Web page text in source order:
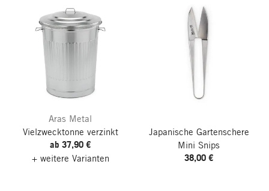
Aras Metal
Vielzwecktonne verzinkt
ab 37,90 €
+ weitere Varianten
Japanische Gartenschere
Mini Snips
38,00 €